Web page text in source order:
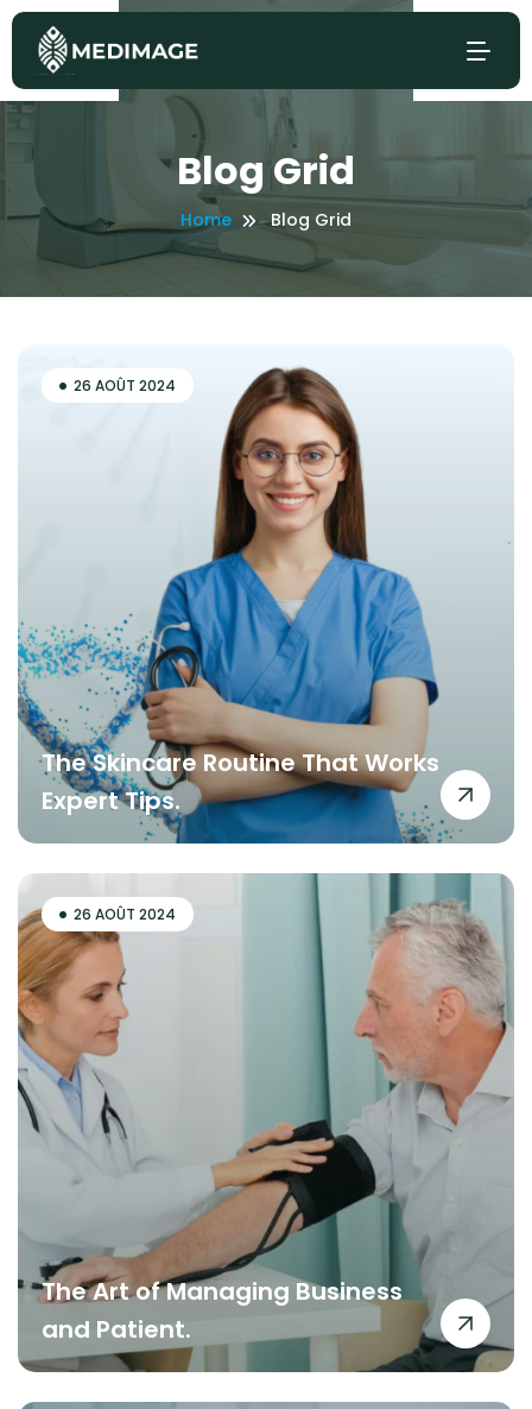
Blog Grid
Home Blog Grid
26 AOÛT 2024
The Skincare Routine That Works
Expert Tips.
26 AOÛT 2024
The Art of Managing Business
and Patient.